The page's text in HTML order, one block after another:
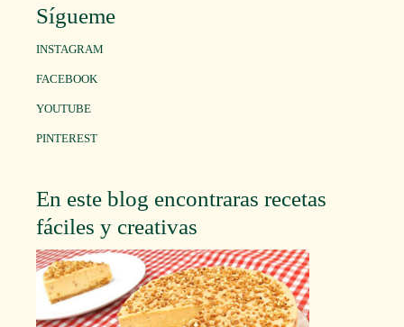
Sígueme
INSTAGRAM
FACEBOOK
YOUTUBE
PINTEREST
En este blog encontraras recetas
fáciles y creativas